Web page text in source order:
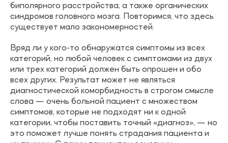
биполярного расстройства, а также органических
синдромов головного мозга. Повторимся, что здесь
существует мало закономерностей.
Вряд ли у кого-то обнаружатся симптомы из всех
категорий, но любой человек с симптомами из двух
или трех категорий должен быть опрошен и обо
всех других. Результат может не являться
диагностической коморбидность в строгом смысле
слова — очень больной пациент с множеством
симптомов, которые не подходят ни к одной
категории, чтобы поставить точный «диагноз», — но
это поможет лучше понять страдания пациента и